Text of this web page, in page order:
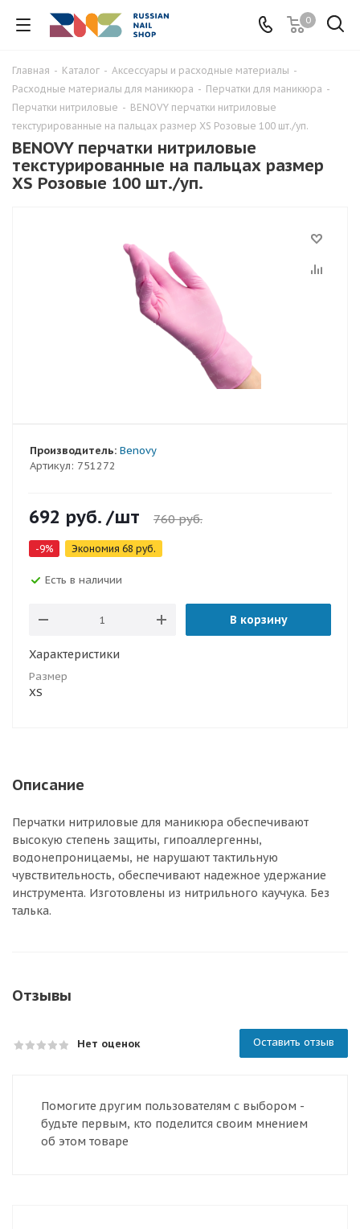
0
Главная - Каталог - Аксессуары и расходные материалы -
Расходные материалы для маникюра - Перчатки для маникюра -
Перчатки нитриловые - BENOVY перчатки нитриловые
текстурированные на пальцах размер XS Розовые 100 шт./уп.
BENOVY перчатки нитриловые
текстурированные на пальцах размер
XS Розовые 100 шт./уп.
Артикул: 751272
Производитель: Benovy
692 руб. /шт 760руб.
-9% Экономия 68 руб.
Есть в наличии
В корзину
Характеристики
Размер
XS
Описание
Перчатки нитриловые для маникюра обеспечивают
высокую степень защиты, гипоаллергенны,
водонепроницаемы, не нарушают тактильную
чувствительность, обеспечивают надежное удержание
инструмента. Изготовлены из нитрильного каучука. Без
талька.
Отзывы
Нет оценок Оставить отзыв
Помогите другим пользователям с выбором -
будьте первым, кто поделится своим мнением
об этом товаре